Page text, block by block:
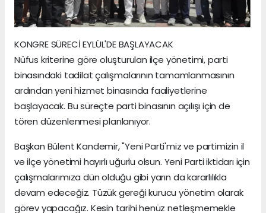
KONGRE SÜRECİ EYLÜL'DE BAŞLAYACAK
Nüfus kriterine göre oluşturulan ilçe yönetimi, parti
binasındaki tadilat çalışmalarının tamamlanmasının
ardından yeni hizmet binasında faaliyetlerine
başlayacak. Bu süreçte parti binasının açılışı için de
tören düzenlenmesi planlanıyor.
Başkan Bülent Kandemir, "Yeni Parti'miz ve partimizin il
ve ilçe yönetimi hayırlı uğurlu olsun. Yeni Parti iktidarı için
çalışmalarımıza dün olduğu gibi yarın da kararlılıkla
devam edeceğiz. Tüzük gereği kurucu yönetim olarak
görev yapacağız. Kesin tarihi henüz netleşmemekle